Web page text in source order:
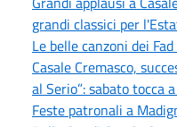
grandi classici per
Le belle canzoni dei
Casale Cremasco,
al Serio”: sabato tocca
Feste patronali a